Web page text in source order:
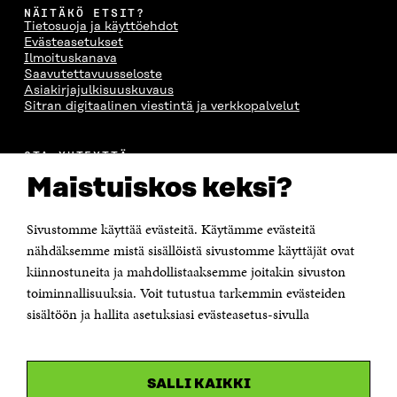
Maistuiskos keksi?
Sivustomme käyttää evästeitä. Käytämme evästeitä
nähdäksemme mistä sisällöistä sivustomme käyttäjät ovat
kiinnostuneita ja mahdollistaaksemme joitakin sivuston
toiminnallisuuksia. Voit tutustua tarkemmin evästeiden
sisältöön ja hallita asetuksiasi evästeasetus-sivulla
SALLI KAIKKI
N
A
S
S
A
A
S
S
A
A
A
NÄITÄKÖ ETSIT?
Tietosuoja ja käyttöehdot
Evästeasetukset
Ilmoituskanava
Saavutettavuusseloste
Asiakirjajulkisuuskuvaus
Sitran digitaalinen viestintä ja verkkopalvelut
OTA YHTEYTTÄ
Itämerenkatu 11-13, PL 160,
00181 Helsinki
Puhelin +358 294 618 991
Sähköpostiosoite
Saapumisohjeet
Y-tunnus 0202132-3